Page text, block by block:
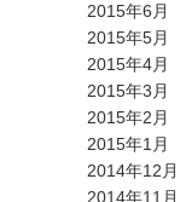
2015年6月
2015年5月
2015年4月
2015年3月
2015年2月
2015年1月
2014年12月
2014年11月